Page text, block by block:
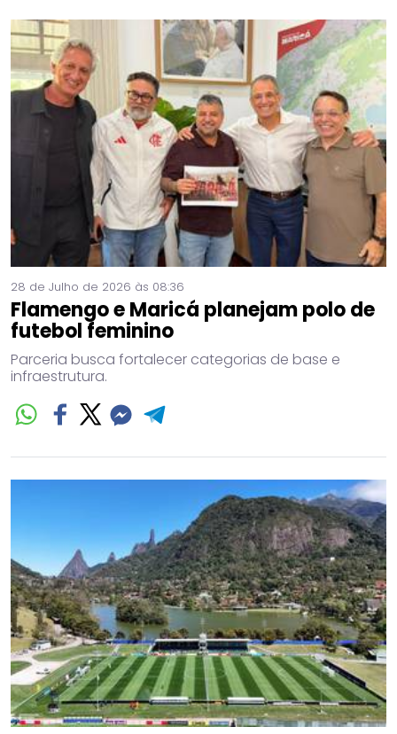
28 de Julho de 2026 às 08:36
Flamengo e Maricá planejam polo de
futebol feminino
Parceria busca fortalecer categorias de base e
infraestrutura.